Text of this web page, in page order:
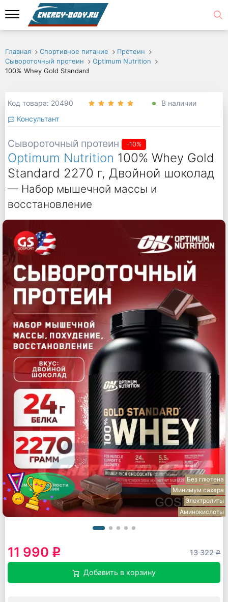
Главная Спортивное питание
Протеин
Сывороточный протеин
Optimum Nutrition
100% Whey Gold Standard
Код товара: 20490
В наличии
Консультант
Сывороточный протеин -10%
Optimum Nutrition 100% Whey Gold
Standard 2270 г, Двойной шоколад
— Набор мышечной массы и
восстановление
Без глютена
Минимум сахара
Электролиты
Аминокислоты
11 990 q 13 322q
Добавить в корзину